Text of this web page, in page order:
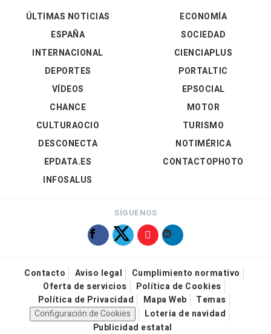
ÚLTIMAS NOTICIAS
ESPAÑA
INTERNACIONAL
DEPORTES
VÍDEOS
ECONOMÍA
SOCIEDAD
CIENCIAPLUS
PORTALTIC
EPSOCIAL
CHANCE
CULTURAOCIO
DESCONECTA
EPDATA.ES
INFOSALUS
MOTOR
TURISMO
NOTIMÉRICA
CONTACTOPHOTO
SÍGUENOS
Contacto Aviso legal
Cumplimiento normativo
Oferta de servicios
Política de Cookies
Política de Privacidad
Mapa Web
Temas
Configuración de Cookies
Loteria de navidad
Publicidad estatal